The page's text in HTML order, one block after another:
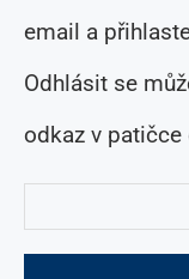
email a
Odhlásit se
odkaz v patičce